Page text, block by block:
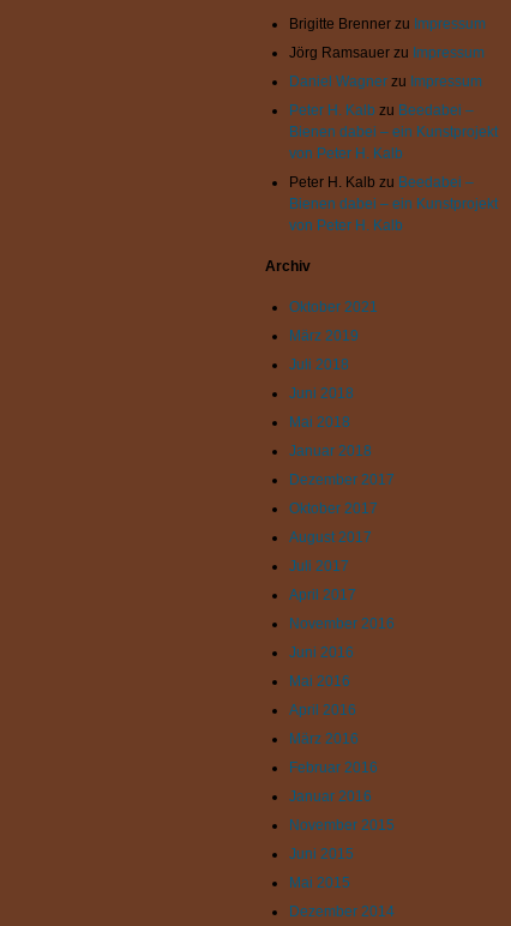
Brigitte Brenner zu Impressum
Jörg Ramsauer zu Impressum
Daniel Wagner zu Impressum
Peter H. Kalb zu Beedabei –
Bienen dabei – ein Kunstprojekt
von Peter H. Kalb
Peter H. Kalb zu Beedabei –
Bienen dabei – ein Kunstprojekt
von Peter H. Kalb
Archiv
Oktober 2021
März 2019
Juli 2018
Juni 2018
Mai 2018
Januar 2018
Dezember 2017
Oktober 2017
August 2017
Juli 2017
April 2017
November 2016
Juni 2016
Mai 2016
April 2016
März 2016
Februar 2016
Januar 2016
November 2015
Juni 2015
Mai 2015
Dezember 2014